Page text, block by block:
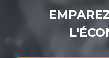
4è édition 2016
3è édition 2015